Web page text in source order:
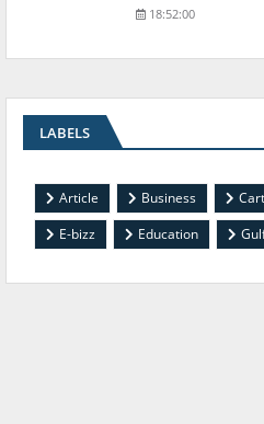
18:52:00
LABELS
Article Business
E-bizz
Education